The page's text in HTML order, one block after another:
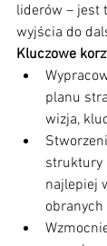
liderów – jest
wyjścia do
Kluczowe
planu
wizja,
struktury
najlepiej
obranych